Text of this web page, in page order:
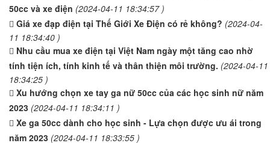
50cc và xe điện (2024-04-11 18:34:57 )
Giá xe đạp điện tại Thế Giới Xe Điện có rẻ không? (2024-04-
11 18:34:40 )
Nhu cầu mua xe điện tại Việt Nam ngày một tăng cao nhờ
tính tiện ích, tính kinh tế và thân thiện môi trường. (2024-04-11
18:34:25 )
Xu hướng chọn xe tay ga nữ 50cc của các học sinh nữ năm
2023 (2024-04-11 18:34:11 )
Xe ga 50cc dành cho học sinh - Lựa chọn được ưu ái trong
năm 2023 (2024-04-11 18:33:55 )